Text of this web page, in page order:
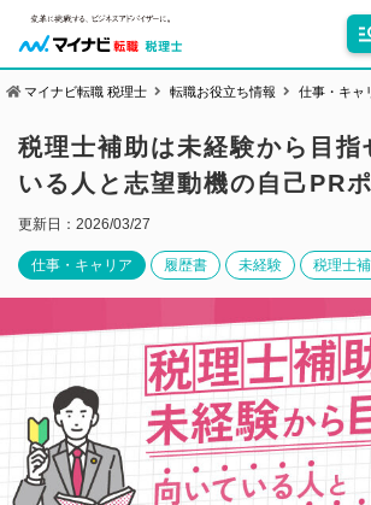
業界情報
求人情報
マイナビ転職 税理士 転職お役立ち情報 仕事・キャ
税理士補助は未経験から目指
いる人と志望動機の自己PR
更新日：2026/03/27
仕事・キャリア 履歴書 未経験 税理士